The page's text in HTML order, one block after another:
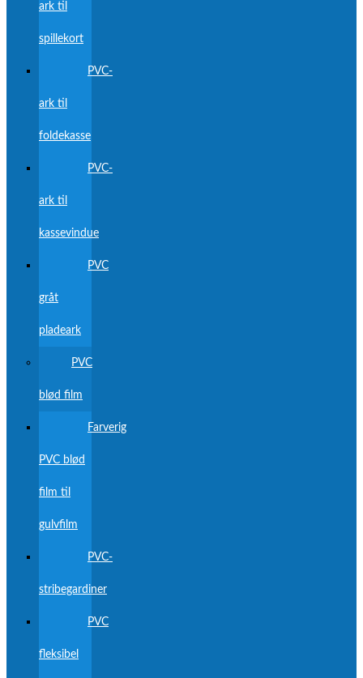
ark til
spillekort
PVC-
ark til
foldekasse
PVC-
ark til
kassevindue
PVC
gråt
pladeark
PVC
blød film
Farverig
PVC blød
film til
gulvfilm
PVC-
stribegardiner
PVC
fleksibel